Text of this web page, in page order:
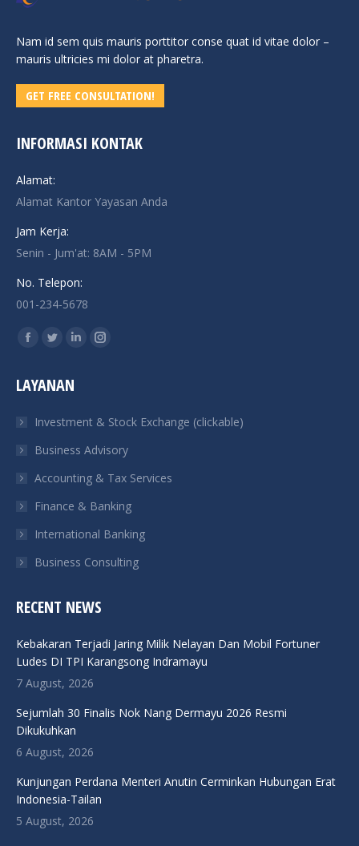
Nam id sem quis mauris porttitor conse quat id vitae dolor –
mauris ultricies mi dolor at pharetra.
GET FREE CONSULTATION!
INFORMASI KONTAK
Alamat:
Alamat Kantor Yayasan Anda
Jam Kerja:
Senin - Jum'at: 8AM - 5PM
No. Telepon:
001-234-5678
Find us on:
Facebook
opens
new
window
Twitter
opens
new
window
Linkedin
new
window
Instagram
new
window
LAYANAN
Investment & Stock Exchange (clickable)
Business Advisory
Accounting & Tax Services
Finance & Banking
International Banking
Business Consulting
RECENT NEWS
Kebakaran Terjadi Jaring Milik Nelayan Dan Mobil Fortuner
Ludes DI TPI Karangsong Indramayu
7 August, 2026
Sejumlah 30 Finalis Nok Nang Dermayu 2026 Resmi
Dikukuhkan
6 August, 2026
Kunjungan Perdana Menteri Anutin Cerminkan Hubungan Erat
Indonesia-Tailan
5 August, 2026